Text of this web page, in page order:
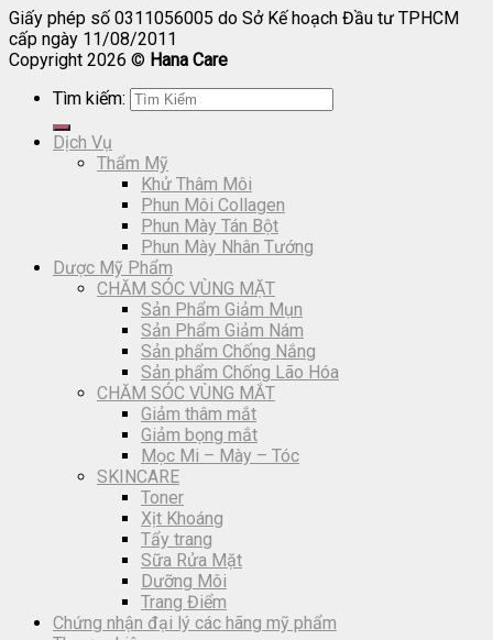
Giấy phép số 0311056005 do Sở Kế hoạch Đầu tư TPHCM
cấp ngày 11/08/2011
Copyright 2026 © Hana Care
Tìm kiếm:
Dịch Vụ
Thẩm Mỹ
Khử Thâm Môi
Phun Môi Collagen
Phun Mày Tán Bột
Phun Mày Nhân Tướng
Dược Mỹ Phẩm
CHĂM SÓC VÙNG MẶT
Sản Phẩm Giảm Mụn
Sản Phẩm Giảm Nám
Sản phẩm Chống Nắng
Sản phẩm Chống Lão Hóa
CHĂM SÓC VÙNG MẮT
Giảm thâm mắt
Giảm bọng mắt
Mọc Mi – Mày – Tóc
SKINCARE
Toner
Xịt Khoáng
Tẩy trang
Sữa Rửa Mặt
Dưỡng Môi
Trang Điểm
Chứng nhận đại lý các hãng mỹ phẩm